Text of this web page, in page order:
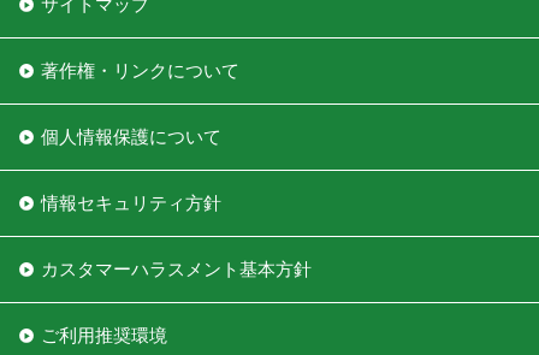
サイトマップ
著作権・リンクについて
個人情報保護について
情報セキュリティ方針
カスタマーハラスメント基本方針
ご利用推奨環境